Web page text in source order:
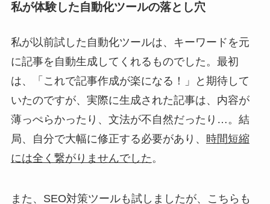
私が体験した自動化ツールの落とし穴
私が以前試した自動化ツールは、キーワードを元
に記事を自動生成してくれるものでした。最初
は、「これで記事作成が楽になる！」と期待して
いたのですが、実際に生成された記事は、内容が
薄っぺらかったり、文法が不自然だったり…。結
局、自分で大幅に修正する必要があり、 時間短縮
には全く繋がりませんでした 。
また、SEO対策ツールも試しましたが、こちらも